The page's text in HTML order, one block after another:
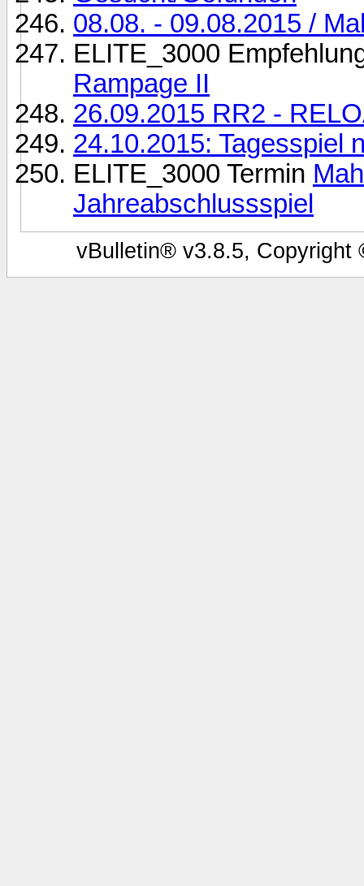
08.08. - 09.08.2015 /
ELITE_3000
Rampage II
26.09.2015 RR2 -
24.10.2015: Tagesspiel
ELITE_3000 Termin
Jahreabschlussspiel
vBulletin® v3.8.5, Copyright